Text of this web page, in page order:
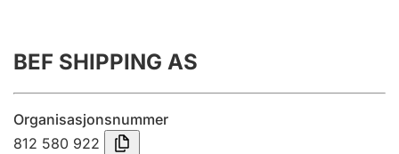
Årsregnskap
Innsending og forsinkelsesgebyr
BEF SHIPPING AS
Organisasjonsnummer
812 580 922